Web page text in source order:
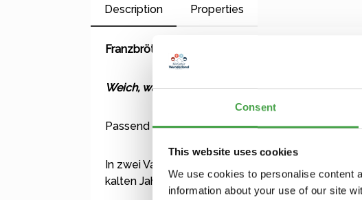
Consent
This website uses cookies
We use cookies to personalise content
information about your use of our site
Description Properties
Franzbrötchenliebe Mütze "Alster" - schwarz
Weich, warm und kuschelig - das gibt es jetzt
Passend zu unseren beliebten
In zwei Varianten - "Alster und Elbe" - und sechs
kalten Jahreszeit.